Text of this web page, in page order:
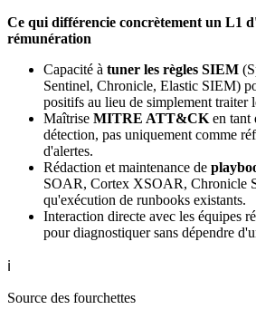
Ce qui différencie concrètement un L1
rémunération
Capacité à tuner les règles SIEM
Sentinel, Chronicle, Elastic SIEM)
positifs au lieu de simplement traiter
Maîtrise MITRE ATT&CK en tant
détection, pas uniquement comme
d'alertes.
Rédaction et maintenance de
SOAR, Cortex XSOAR, Chronicle
qu'exécution de runbooks existants.
Interaction directe avec les équipes
pour diagnostiquer sans dépendre
ℹ️
Source des fourchettes